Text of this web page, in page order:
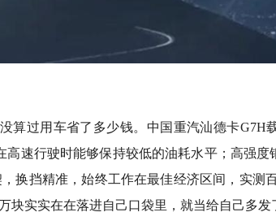
算过用车省了多少钱。中国重汽汕德卡G7H
速行驶时能够保持较低的油耗水平；高强度
换挡精准，始终工作在最佳经济区间，实测
块实实在在落进自己口袋里，就当给自己多